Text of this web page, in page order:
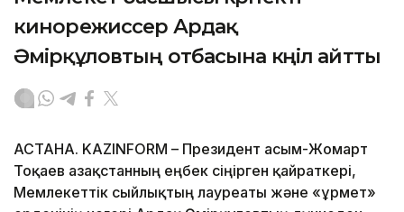
кинорежиссер Ардақ
Әмірқұловтың отбасына көңіл айтты
АСТАНА. KAZINFORM – Президент Қасым-Жомарт
Тоқаев Қазақстанның еңбек сіңірген қайраткері,
Мемлекеттік сыйлықтың лауреаты және «Құрмет»